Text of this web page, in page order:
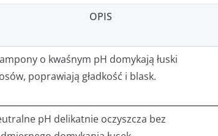
OPIS
o kwaśnym pH domykają łuski
poprawiają gładkość i blask.
pH delikatnie oczyszcza bez